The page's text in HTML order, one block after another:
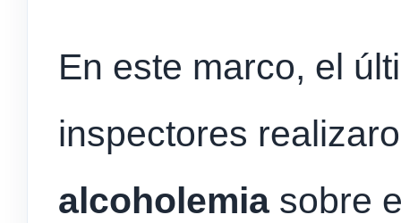
En este marco, el
inspectores
alcoholemia sobre